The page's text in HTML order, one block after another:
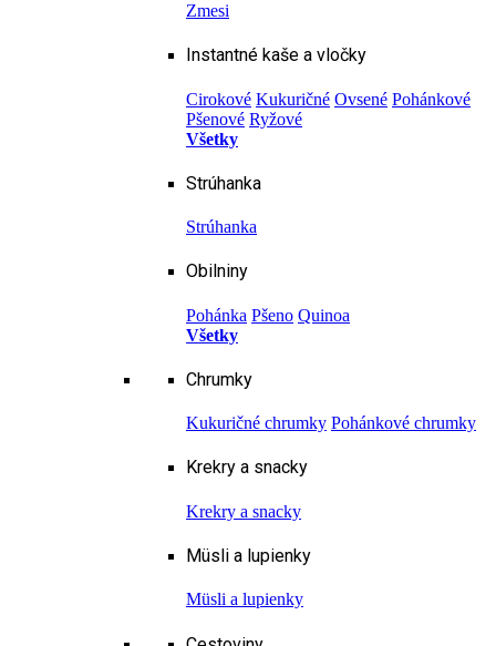
Zmesi
Instantné kaše a vločky
Cirokové Kukuričné Ovsené Pohánkové
Pšenové Ryžové
Všetky
Strúhanka
Strúhanka
Obilniny
Pohánka Pšeno Quinoa
Všetky
Chrumky
Kukuričné chrumky Pohánkové chrumky
Krekry a snacky
Krekry a snacky
Müsli a lupienky
Müsli a lupienky